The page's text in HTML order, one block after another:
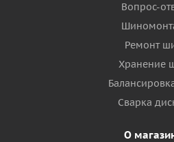
Вопрос-
Ремонт
Хранение
Сварка
О